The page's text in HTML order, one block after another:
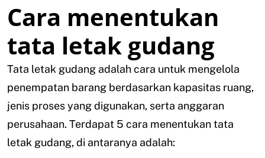
Cara menentukan
tata letak gudang
Tata letak gudang adalah cara untuk mengelola
penempatan barang berdasarkan kapasitas ruang,
jenis proses yang digunakan, serta anggaran
perusahaan. Terdapat 5 cara menentukan tata
letak gudang, di antaranya adalah: